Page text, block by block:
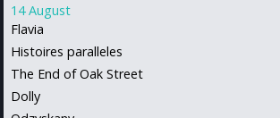
14 August
Flavia
Histoires paralleles
The End of Oak Street
Dolly